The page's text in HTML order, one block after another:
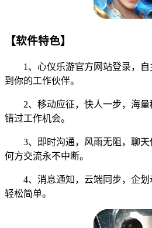
【软件特色】
1、心仪乐游官方网站登录，自
到你的工作伙伴。
2、移动应征，快人一步，海量
错过工作机会。
3、即时沟通，风雨无阻，聊天
何方交流永不中断。
4、消息通知，云端同步，企划
轻松简单。